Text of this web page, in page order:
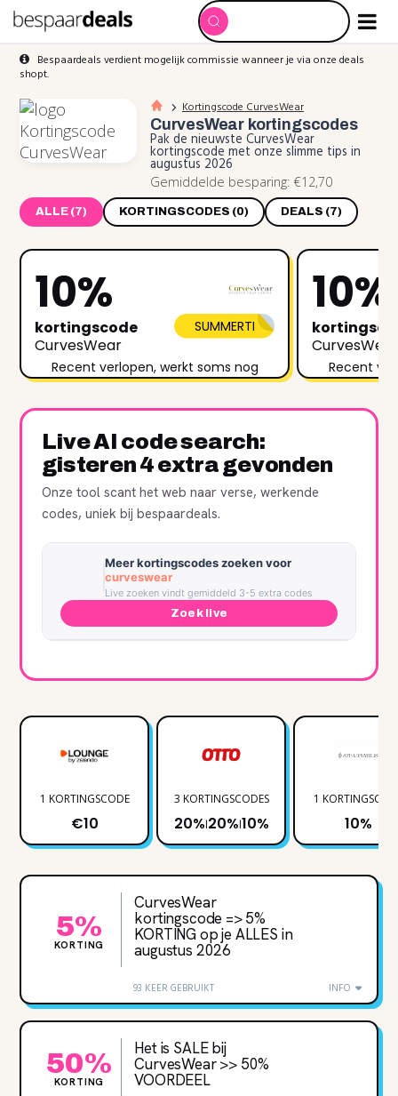
Bespaardeals verdient mogelijk commissie wanneer je via onze deals
shopt.
Kortingscode CurvesWear
CurvesWear kortingscodes
Pak de nieuwste CurvesWear
kortingscode met onze slimme tips in
augustus 2026
Gemiddelde besparing: €12,70
ALLE (7) KORTINGSCODES (0) DEALS (7)
10%
kortingscode
CurvesWear
SUMMERTI
Recent verlopen, werkt soms nog
10%
Recent
Live AI code search:
gisteren 4 extra gevonden
Onze tool scant het web naar verse, werkende
codes, uniek bij bespaardeals.
Meer kortingscodes zoeken voor
curveswear
Live zoeken vindt gemiddeld 3-5 extra codes
Zoek live
1 KORTINGSCODE
€10
3 KORTINGSCODES
20%|20%|10%
1
10%
5%
KORTING
CurvesWear
kortingscode => 5%
KORTING op je ALLES in
augustus 2026
93 KEER GEBRUIKT INFO
50%
KORTING
Het is SALE bij
CurvesWear >> 50%
VOORDEEL